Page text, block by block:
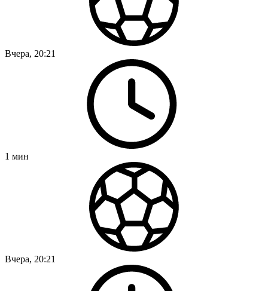
Вчера, 20:21
1 мин
Вчера, 20:21